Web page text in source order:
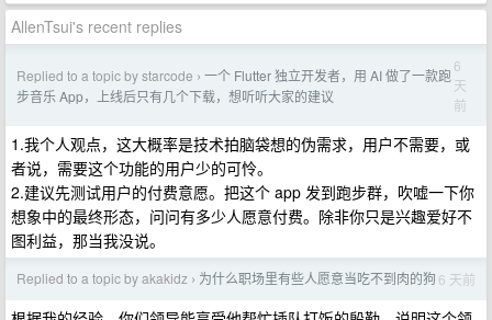
AllenTsui's recent replies
Replied to a topic by starcode › 一个 Flutter 独立开发者，用 AI 做了一款跑
步音乐 App，上线后只有几个下载，想听听大家的建议
6
天
前
1.我个人观点，这大概率是技术拍脑袋想的伪需求，用户不需要，或
者说，需要这个功能的用户少的可怜。
2.建议先测试用户的付费意愿。把这个 app 发到跑步群，吹嘘一下你
想象中的最终形态，问问有多少人愿意付费。除非你只是兴趣爱好不
图利益，那当我没说。
Replied to a topic by akakidz › 为什么职场里有些人愿意当吃不到肉的狗 6 天前